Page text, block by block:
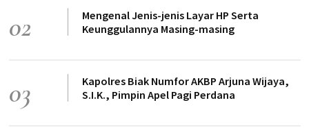
02
Mengenal Jenis-jenis Layar HP Serta
Keunggulannya Masing-masing
03
Kapolres Biak Numfor AKBP Arjuna Wijaya,
S.I.K., Pimpin Apel Pagi Perdana